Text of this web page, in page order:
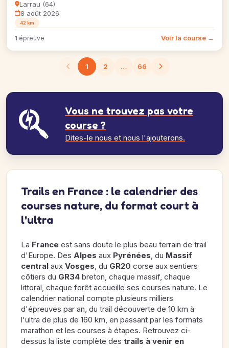
Larrau (64)
8 août 2026
42 km
1 épreuve Voir la course →
1 2 … 66
Vous ne trouvez pas votre
course ?
Dites-le nous et nous l'ajouterons.
Trails en France : le calendrier des
courses nature, du format court à
l'ultra
La France est sans doute le plus beau terrain de trail
d'Europe. Des Alpes aux Pyrénées, du Massif
central aux Vosges, du GR20 corse aux sentiers
côtiers du GR34 breton, chaque massif, chaque
littoral, chaque forêt accueille ses courses nature. Le
calendrier national compte plusieurs milliers
d'épreuves par an, du trail découverte de 10 km à
l'ultra de plus de 160 km, en passant par les formats
marathon et les courses à étapes. Retrouvez ci-
dessus la liste complète des trails à venir en